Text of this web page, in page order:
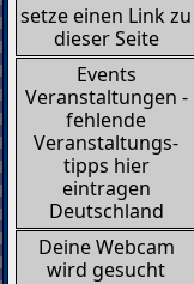
setze einen Link zu
dieser Seite
Events
Veranstaltungen -
fehlende
Veranstaltungs-
tipps hier
eintragen
Deutschland
Deine Webcam
wird gesucht